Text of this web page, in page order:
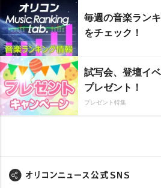
毎週の音楽ラン
をチェック！
試写会、登壇イ
プレゼント！
プレゼント特集